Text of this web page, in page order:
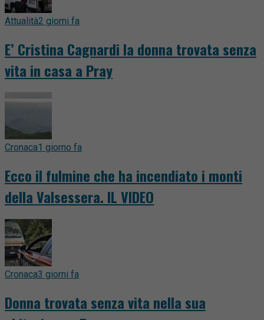
Attualità2 giorni fa
E’ Cristina Cagnardi la donna trovata senza
vita in casa a Pray
Cronaca1 giorno fa
Ecco il fulmine che ha incendiato i monti
della Valsessera. IL VIDEO
Cronaca3 giorni fa
Donna trovata senza vita nella sua